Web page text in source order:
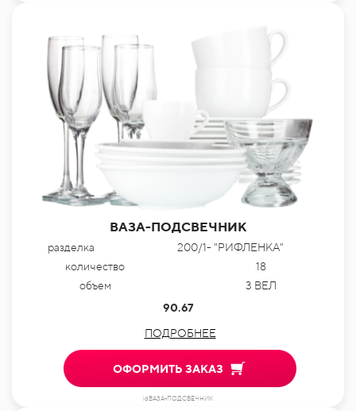
ВАЗА-ПОДСВЕЧНИК
разделка
200/1- "РИФЛЕНКА"
количество
18
объем
3 ВЕЛ
90.67
ПОДРОБНЕЕ
ОФОРМИТЬ ЗАКАЗ
idВАЗА-ПОДСВЕЧНИК